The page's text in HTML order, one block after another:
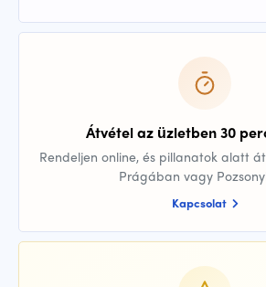
Átvétel az üzletben 30
Rendeljen online, és pillanatok alatt
Prágában vagy
Kapcsolat